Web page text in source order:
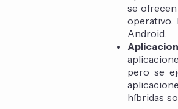
se
operativo.
Android.
pero se
híbridas